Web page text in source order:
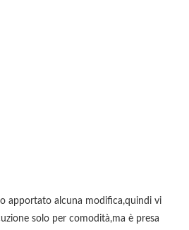
apportato alcuna modifica,quindi vi
solo per comodità,ma è presa